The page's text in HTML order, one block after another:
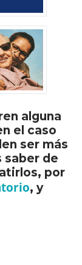
alguna
el caso
ser más
saber de
por
, y